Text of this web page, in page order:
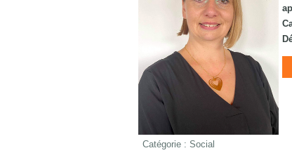
Catégorie : Social